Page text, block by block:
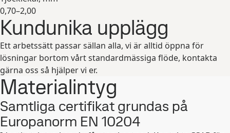
0,70–2,00
Expandera
Kundunika upplägg
Ett arbetssätt passar sällan alla, vi är alltid öppna för
lösningar bortom vårt standardmässiga flöde, kontakta
gärna oss så hjälper vi er.
Materialintyg
Samtliga certifikat grundas på
Europanorm EN 10204